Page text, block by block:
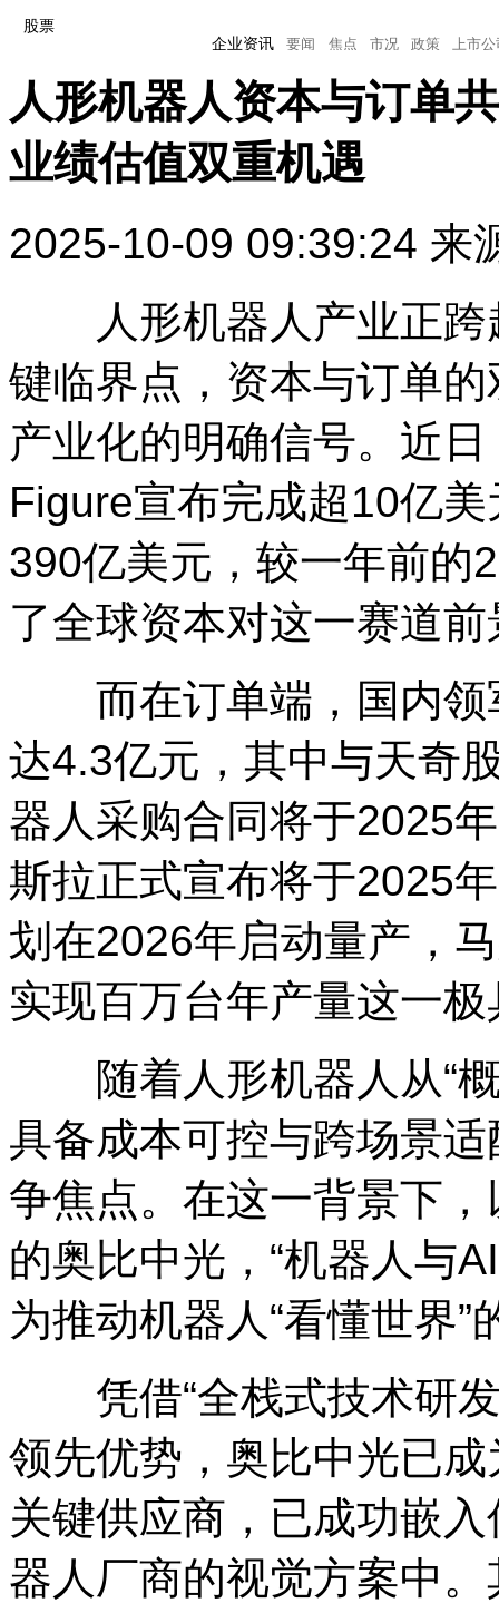
企业资讯 要闻 焦点 市况 政策 上市公司
股票
企业资讯
要闻 焦点 市况 政策 上市公
人形机器人资本与订单
业绩估值双重机遇
2025-10-09 09:39:24 来
人形机器人产业正跨
键临界点，资本与订单
产业化的明确信号。近
Figure宣布完成超10亿
390亿美元，较一年前的
了全球资本对这一赛道
而在订单端，国内领
达4.3亿元，其中与天奇
器人采购合同将于2025
斯拉正式宣布将于2025
划在2026年启动量产，
实现百万台年产量这一
随着人形机器人从“概
具备成本可控与跨场景
争焦点。在这一背景下
的奥比中光，“机器人与
为推动机器人“看懂世界”
凭借“全栈式技术研发
领先优势，奥比中光已
关键供应商，已成功嵌
器人厂商的视觉方案中